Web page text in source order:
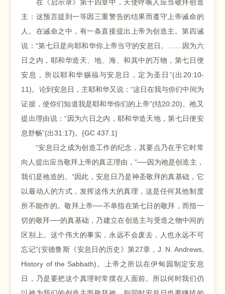
在《启示录》第十四章中，天使呼唤人应当敬拜创造
主：这预言提到一等因三重警告的结果而遵守上帝诫命的
人。在诫命之中，有一条直接提出上帝为创造主。第四诫
说：“第七日是向耶和华你上帝当守的安息日。……因为六
日之内，耶和华造天、地、海、和其中的万物，第七日便
安息，所以耶和华赐福与安息日，定为圣日”(出20:10-
11)。论到安息日，主耶和华又说：“这日在我与你们中间为
证据，使你们知道我是耶和华你们的上帝”(结20:20)。祂又
提出理由说：“因为六日之内，耶和华造天地，第七日便安
息舒畅”(出31:17)。{GC 437.1}
“安息日之成为创造工作的纪念，其要点乃在乎它时常
向人提出应当敬拜上帝的真正理由，”──因为祂是创造主，
我们是祂造的。“因此，安息日乃是神圣敬拜的真基础，它
以最动人的方式，发挥这伟大的真理，这是任何其他制度
所不能作的。敬拜上帝──不单指在第七日的敬拜，而指一
切的敬拜──的真基础，乃建立在创造主与受造之物中间的
区别上。这个伟大的事实，永远不会废去，人也永远不可
忘记”(安德鲁斯《安息日的历史》第27章，J. N. Andrews,
History of the Sabbath)。上帝之所以在伊甸园制定安息
日，乃是要把这个真理时常摆在人面前。所以何时我们仍